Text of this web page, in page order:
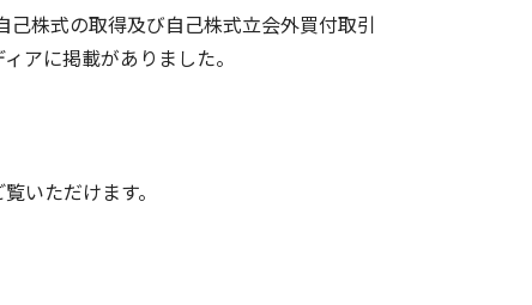
らしを支える
株式の取得及び自己株式立会外買付取引
アに掲載がありました。
いただけます。